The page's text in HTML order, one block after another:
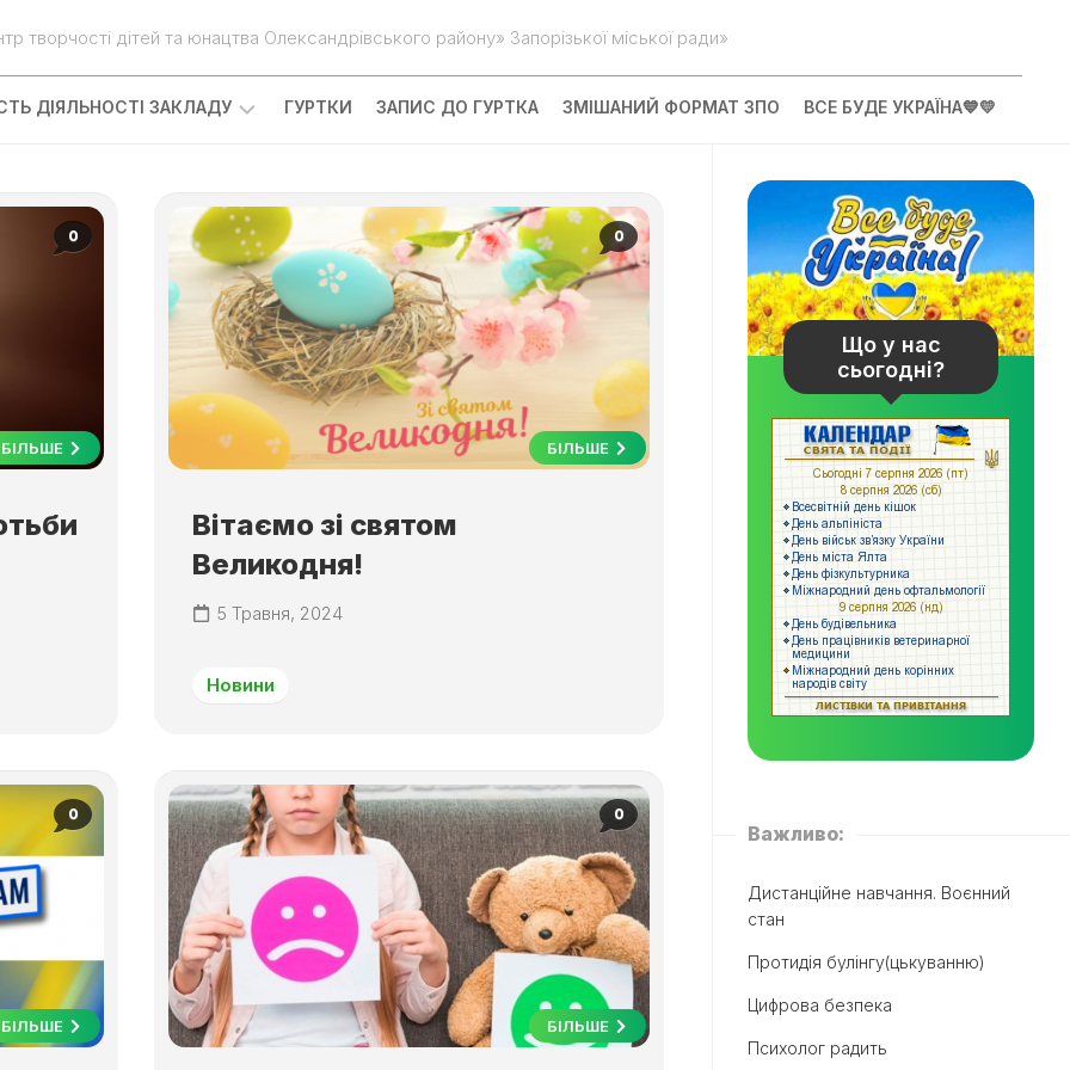
творчості дітей та юнацтва Олександрівського району» Запорізької міської ради»
ДІЯЛЬНОСТІ ЗАКЛАДУ ГУРТКИ ЗАПИС ДО ГУРТКА ЗМІШАНИЙ ФОРМАТ ЗПО ВСЕ БУДЕ УКРАЇНА💙💛
0
БІЛЬШЕ
0
БІЛЬШЕ
Вітаємо зі святом
Великодня!
5 Травня, 2024
Новини
0
БІЛЬШЕ
0
БІЛЬШЕ
Що у нас
сьогодні?
Важливо:
Дистанційне навчання. Воєнний
стан
Протидія булінгу(цькуванню)
Цифрова безпека
Психолог радить